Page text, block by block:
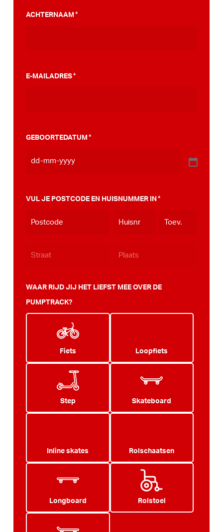
ACHTERNAAM *
E-MAILADRES*
GEBOORTEDATUM *
VUL JE POSTCODE EN HUISNUMMER IN *
WAAR RIJD JIJ HET LIEFST MEE OVER DE
PUMPTRACK?
Fiets Loopfiets
Step Skateboard
Inline skates Rolschaatsen
Longboard Rolstoel